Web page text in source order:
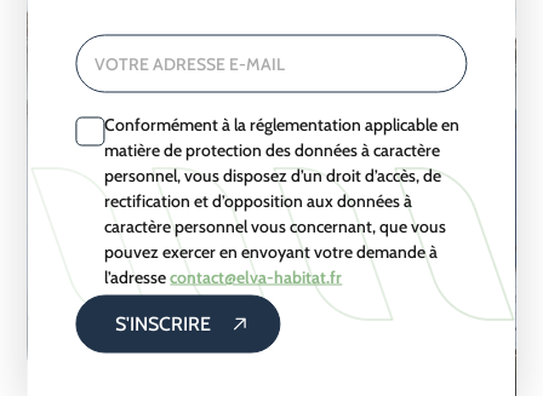
MENUISERIES
VOTRE ADRESSE E-MAIL
Conformément à la réglementation applicable en
matière de protection des données à caractère
personnel, vous disposez d’un droit d’accès, de
rectification et d’opposition aux données à
caractère personnel vous concernant, que vous
pouvez exercer en envoyant votre demande à
l’adressecontact@elva-habitat.fr
S'INSCRIRE